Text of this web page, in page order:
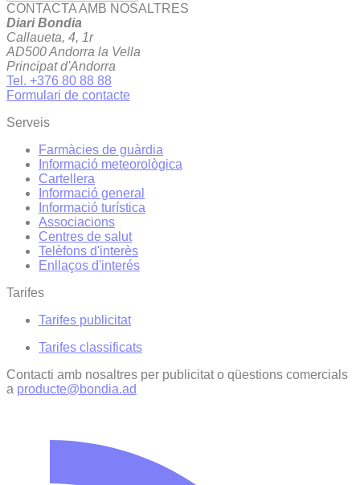
CONTACTA AMB NOSALTRES
Diari Bondia
Callaueta, 4, 1r
AD500 Andorra la Vella
Principat d'Andorra
Tel. +376 80 88 88
Formulari de contacte
Serveis
Farmàcies de guàrdia
Informació meteorològica
Cartellera
Informació general
Informació turística
Associacions
Centres de salut
Telèfons d'interès
Enllaços d'interés
Tarifes
Tarifes publicitat
Tarifes classificats
Contacti amb nosaltres per publicitat o qüestions comercials
a producte@bondia.ad